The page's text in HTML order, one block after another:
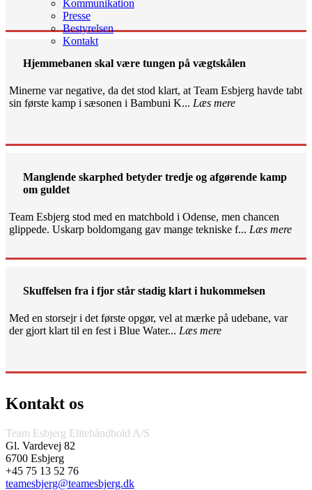
Kommunikation
Presse
Bestyrelsen
Kontakt
Hjemmebanen skal være tungen på vægtskålen
Minerne var negative, da det stod klart, at Team Esbjerg havde tabt
sin første kamp i sæsonen i Bambuni K... Læs mere
Manglende skarphed betyder tredje og afgørende kamp
om guldet
Team Esbjerg stod med en matchbold i Odense, men chancen
glippede. Uskarp boldomgang gav mange tekniske f... Læs mere
Skuffelsen fra i fjor står stadig klart i hukommelsen
Med en storsejr i det første opgør, vel at mærke på udebane, var
der gjort klart til en fest i Blue Water... Læs mere
Kontakt os
Team Esbjerg Elitehåndbold A/S
Gl. Vardevej 82
6700 Esbjerg
+45 75 13 52 76
teamesbjerg@teamesbjerg.dk